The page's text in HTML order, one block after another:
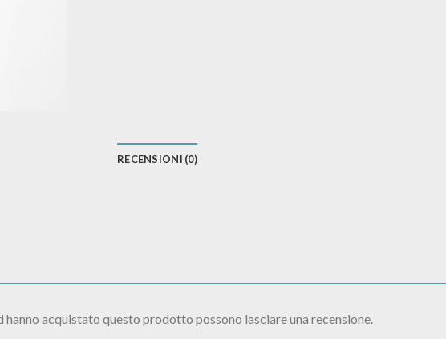
RECENSIONI (0)
acquistato questo prodotto possono lasciare una recensione.